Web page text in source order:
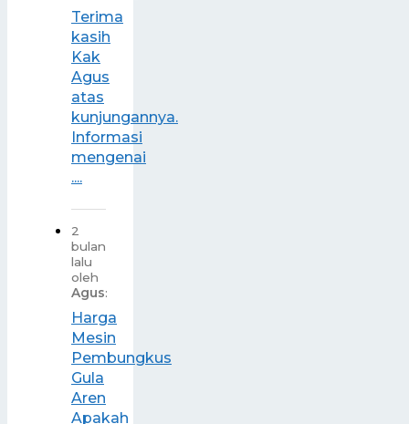
Terima
kasih
Kak
Agus
atas
kunjungannya.
Informasi
mengenai
....
2
bulan
lalu
oleh
Agus:
Harga
Mesin
Pembungkus
Gula
Aren
Apakah